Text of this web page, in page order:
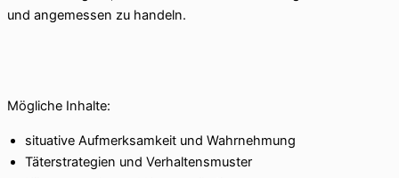
und angemessen zu handeln.
Mögliche Inhalte:
situative Aufmerksamkeit und Wahrnehmung
Täterstrategien und Verhaltensmuster